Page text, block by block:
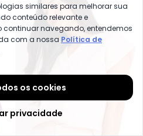
similares para melhorar sua
conteúdo relevante e
navegando, entendemos
com a nossa Política de
os cookies
privacidade